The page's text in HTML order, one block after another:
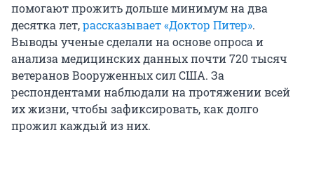
помогают прожить дольше минимум на два
десятка лет,рассказывает «Доктор Питер».
Выводы ученые сделали на основе опроса и
анализа медицинских данных почти 720 тысяч
ветеранов Вооруженных сил США. За
респондентами наблюдали на протяжении всей
их жизни, чтобы зафиксировать, как долго
прожил каждый из них.